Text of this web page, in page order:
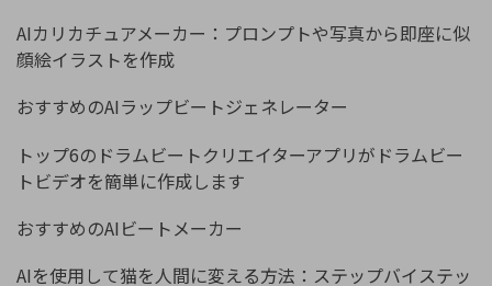
AIカリカチュアメーカー：プロンプトや写真から即座に似
顔絵イラストを作成
おすすめのAIラップビートジェネレーター
トップ6のドラムビートクリエイターアプリがドラムビー
トビデオを簡単に作成します
おすすめのAIビートメーカー
AIを使用して猫を人間に変える方法：ステップバイステッ